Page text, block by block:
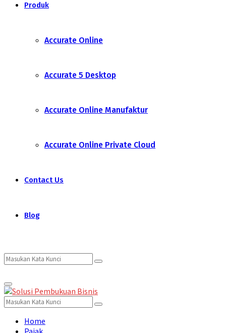
Produk
Accurate Online
Accurate 5 Desktop
Accurate Online Manufaktur
Accurate Online Private Cloud
Contact Us
Blog
Search
for:
Search
Primary
Menu
Search
for:
Search
Home
Pajak